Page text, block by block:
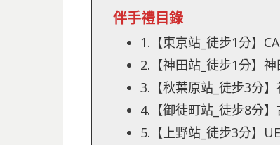
伴手禮目錄
1.【東京站_徒步1分】
2.【神田站_徒步1分】
3.【秋葉原站_徒步3分
4.【御徒町站_徒步8分
5.【上野站_徒步3分】